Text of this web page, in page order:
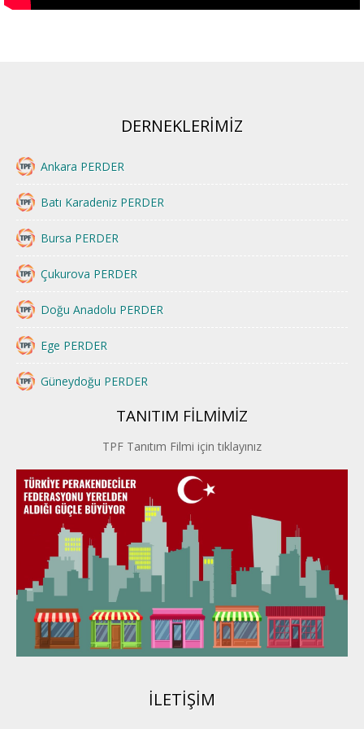
DERNEKLERİMİZ
Ankara PERDER
Batı Karadeniz PERDER
Bursa PERDER
Çukurova PERDER
Doğu Anadolu PERDER
Ege PERDER
Güneydoğu PERDER
İstanbul PERDER
İpek Yolu PERDER
Kayseri PERDER
Karadeniz Perder
Konya PERDER
Van PERDER
BEYPER
TANITIM FİLMİMİZ
TPF Tanıtım Filmi için tıklayınız
İLETİŞİM